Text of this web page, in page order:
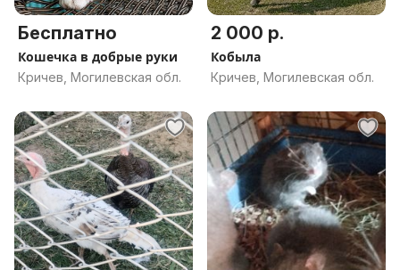
Бесплатно
Кошечка в добрые руки
Кричев, Могилевская обл.
2 000 р.
Кобыла
Кричев, Могилевская обл.